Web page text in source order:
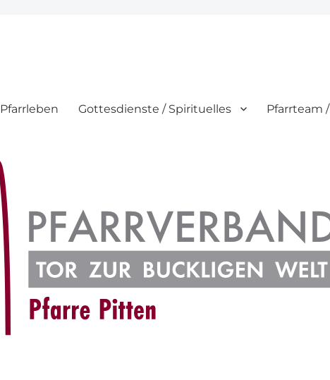
Pfarrleben Gottesdienste / Spirituelles Pfarrteam